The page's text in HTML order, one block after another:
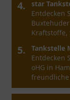
4.
star
Entdecken
Kraftstoffe,
5.
Tankstelle
Entdecken
oHG in
freundliche